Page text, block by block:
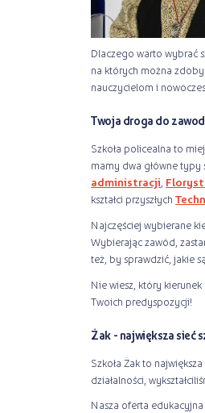
Dlaczego warto wybrać
na których można
nauczycielom i
Twoja droga do
Szkoła policealna to
mamy dwa główne
administracji
kształci przyszłych
Najczęściej wybierane
Wybierając zawód,
też, by sprawdzić, jakie
Nie wiesz, który
Twoich predyspozycji!
Żak - największa sieć
Szkoła Żak to
działalności,
Nasza oferta